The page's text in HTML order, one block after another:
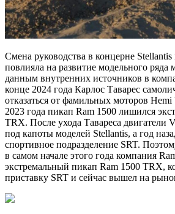
Смена руководства в концерне
повлияла на развитие модельного ряда
данным внутренних источников в
конце 2024 года Карлос Таварес
отказаться от фамильных моторов
2023 года пикап Ram 1500 лишился
TRX. После ухода Тавареса двигатели
под капоты моделей Stellantis, а год
спортивное подразделение SRT.
в самом начале этого года компания
экстремальный пикап Ram 1500 TRX,
приставку SRT и сейчас вышел на